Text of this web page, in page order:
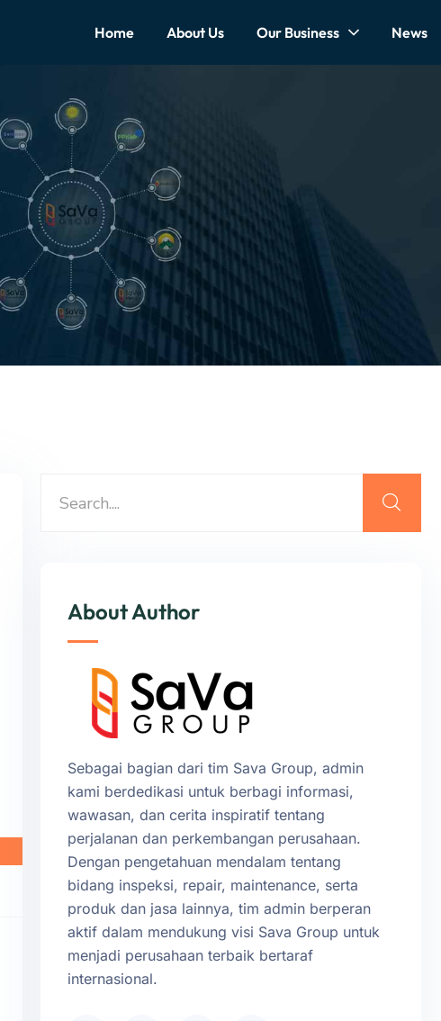
Home About Us Our Business News
About Author
Sebagai bagian dari tim Sava Group, admin
kami berdedikasi untuk berbagi informasi,
wawasan, dan cerita inspiratif tentang
perjalanan dan perkembangan perusahaan.
Dengan pengetahuan mendalam tentang
bidang inspeksi, repair, maintenance, serta
produk dan jasa lainnya, tim admin berperan
aktif dalam mendukung visi Sava Group untuk
menjadi perusahaan terbaik bertaraf
internasional.